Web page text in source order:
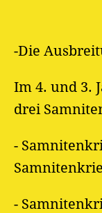
-Die
Im 4. und 3.
drei
-
-